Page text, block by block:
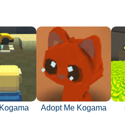
Adopt Me Kogama